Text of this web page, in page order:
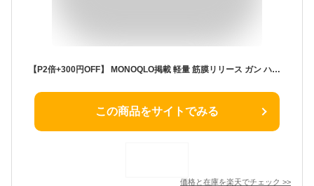
【P2倍+300円OFF】 MONOQLO掲載 軽量 筋膜リリース ガン ハンディガン トレーニング ミニ 筋肉 ハンディ 首 足 肩 腰 太もも コンパクト プレゼント ギフト 女性 男性 彼氏 彼女 誕生日 小型 妻 夫 ハンディマッサージ マッサージガン 持ち歩き マッサージ 旅行
この商品をサイトでみる
価格と在庫を楽天でチェック >>